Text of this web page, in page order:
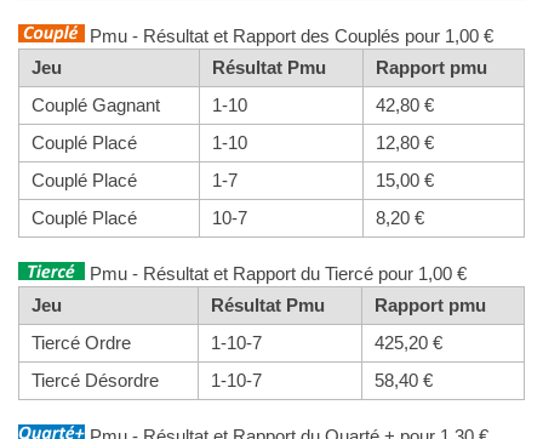
Pmu - Résultat et Rapport des Couplés pour 1,00 €
Jeu
Résultat Pmu
Rapport pmu
Couplé Gagnant
1-10
42,80 €
Couplé Placé
1-10
12,80 €
Couplé Placé
1-7
15,00 €
Couplé Placé
10-7 8,20 €
Pmu - Résultat et Rapport du Tiercé pour 1,00 €
Jeu
Résultat Pmu
Rapport pmu
Tiercé Ordre
1-10-7
425,20 €
Tiercé Désordre
1-10-7 58,40 €